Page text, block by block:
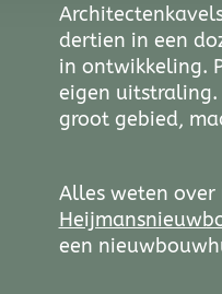
dertien in een
in ontwikkeling.
eigen uitstraling.
groot gebied,
Alles weten
een